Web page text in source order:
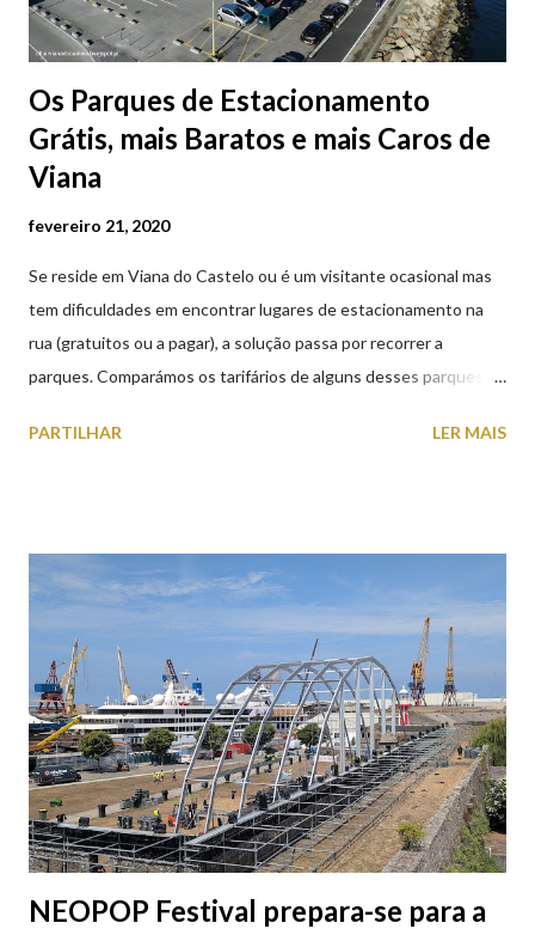
Os Parques de Estacionamento
Grátis, mais Baratos e mais Caros de
Viana
fevereiro 21, 2020
Se reside em Viana do Castelo ou é um visitante ocasional mas
tem dificuldades em encontrar lugares de estacionamento na
rua (gratuitos ou a pagar), a solução passa por recorrer a
parques. Comparámos os tarifários de alguns desses parques de
subterrâneos) perto do centro da cidade (entenda-se por
subterrâneos. O Parque da Estação Viana Shopping é grátis de
2ª a 5ª feira a partir das 20:00 (DIAS ÚTEIS)
PARTILHAR LER MAIS
NEOPOP Festival prepara-se para a